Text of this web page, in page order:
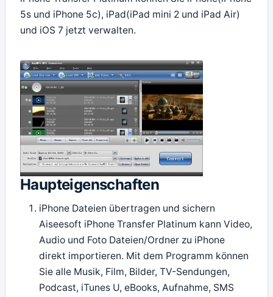
5s und iPhone 5c), iPad(iPad mini 2 und iPad Air)
und iOS 7 jetzt verwalten.
Haupteigenschaften
iPhone Dateien übertragen und sichern
Aiseesoft iPhone Transfer Platinum kann Video,
Audio und Foto Dateien/Ordner zu iPhone
direkt importieren. Mit dem Programm können
Sie alle Musik, Film, Bilder, TV-Sendungen,
Podcast, iTunes U, eBooks, Aufnahme, SMS